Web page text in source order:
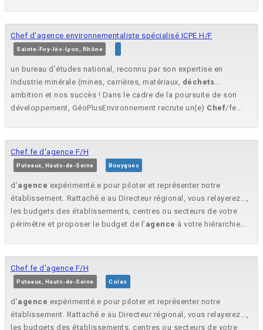
Chef d'agence environnementaliste spécialisé ICPE H/F
Sainte-Foy-lès-Lyon, Rhône
un bureau d’études national, reconnu par son expertise en
Industrie minérale (mines, carrières, matériaux, déchets...
ambition et nos succès ! Dans le cadre de la poursuite de son
développement, GéoPlusEnvironnement recrute un(e) Chef/fe...
Chef.fe d'agence F/H
Puteaux, Hauts-de-Seine Bouygues
d’agence expérimenté.e pour piloter et représenter notre
établissement. Rattaché.e au Directeur régional, vous relayerez...,
les budgets des établissements, centres ou secteurs de votre
périmètre et proposer le budget de l’ agence à votre hiérarchie...
Chef.fe d'agence F/H
Puteaux, Hauts-de-Seine Colas
d’agence expérimenté.e pour piloter et représenter notre
établissement. Rattaché.e au Directeur régional, vous relayerez...,
les budgets des établissements, centres ou secteurs de votre